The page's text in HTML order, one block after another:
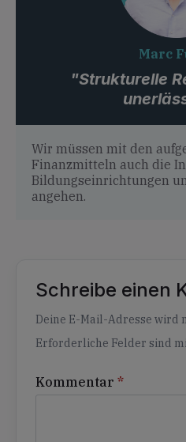
Marc
"Strukturelle
Wir müssen mit den
Finanzmitteln auch die
Bildungseinrichtungen
angehen.
Schreibe einen
Deine E-Mail-Adresse wird
Erforderliche Felder sind
Kommentar *
Alternative: